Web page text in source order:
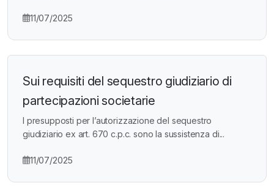
11/07/2025
Sui requisiti del sequestro giudiziario di
partecipazioni societarie
I presupposti per l’autorizzazione del sequestro
giudiziario ex art. 670 c.p.c. sono la sussistenza di...
11/07/2025